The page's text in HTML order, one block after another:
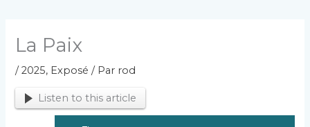
La Paix
/2025, Exposé / Par rod
Listen to this article